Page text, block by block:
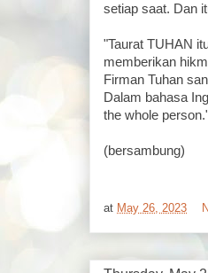
setiap saat. Dan
"Taurat TUHAN
memberikan
Firman Tuhan
Dalam bahasa
the whole
(bersambung)
at May 26, 2023